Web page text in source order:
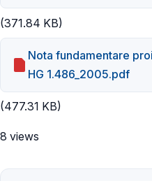
(371.84 KB)
Nota fundamentare
HG 1.486_2005.pdf
(477.31 KB)
8 views